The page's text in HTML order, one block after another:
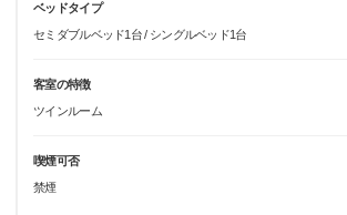
ベッドタイプ
セミダブルベッド1台 / シングルベッド1台
客室の特徴
ツインルーム
喫煙可否
禁煙